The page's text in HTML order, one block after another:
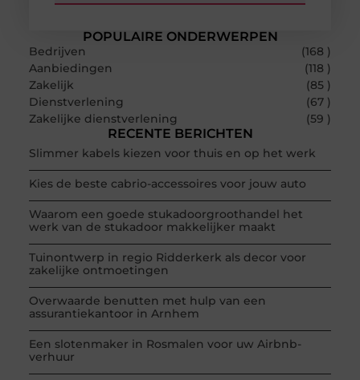
POPULAIRE ONDERWERPEN
Bedrijven
(168 )
Aanbiedingen
(118 )
Zakelijk
(85 )
Dienstverlening
(67 )
Zakelijke dienstverlening
(59 )
RECENTE BERICHTEN
Slimmer kabels kiezen voor thuis en op het werk
Kies de beste cabrio-accessoires voor jouw auto
Waarom een goede stukadoorgroothandel het
werk van de stukadoor makkelijker maakt
Tuinontwerp in regio Ridderkerk als decor voor
zakelijke ontmoetingen
Overwaarde benutten met hulp van een
assurantiekantoor in Arnhem
Een slotenmaker in Rosmalen voor uw Airbnb-
verhuur